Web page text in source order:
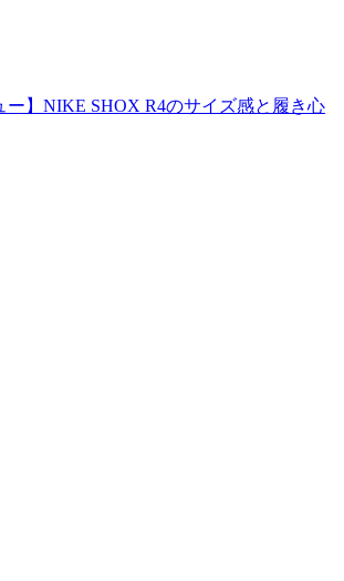
ー】NIKE SHOX R4のサイズ感と履き心